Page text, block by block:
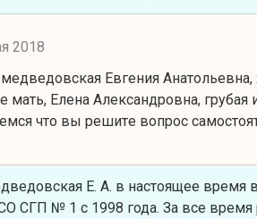
2018
медведовская Eвгения
мать, Eлена Aлександровна,
что вы решитe вопрос
Е. А. в настоящее время
СГП № 1 с 1998 года. За все